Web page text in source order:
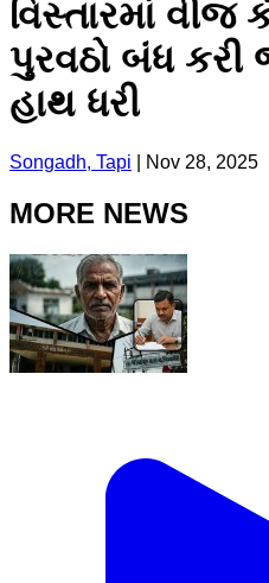
વિસ્તારમાં વીજ
પુરવઠો બંધ કરી
હાથ ધરી
Songadh, Tapi Nov 28, 2025
MORE NEWS